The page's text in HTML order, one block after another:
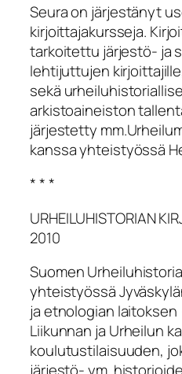
Seura on järjestänyt
kirjoittajakursseja.
tarkoitettu järjestö- ja
lehtijuttujen
sekä
arkistoaineiston
järjestetty
kanssa yhteistyössä
* * *
URHEILUHISTORIAN
2010
Suomen
yhteistyössä
ja etnologian laitoksen
Liikunnan ja Urheilun
koulutustilaisuuden,